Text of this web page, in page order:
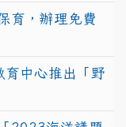
育，辦理免費
育中心推出「野